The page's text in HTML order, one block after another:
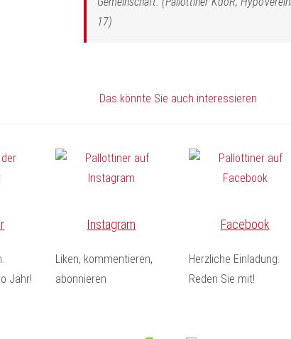
17)
Das könnte Sie auch interessieren
Jahr!
Instagram
Liken, kommentieren,
abonnieren
Facebook
Herzliche Einladung:
Reden Sie mit!